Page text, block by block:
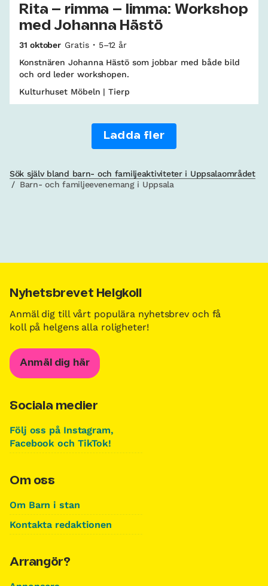
Rita – rimma – limma: Workshop
med Johanna Hästö
31 oktober Gratis
5–12 år
Konstnären Johanna Hästö som jobbar med både bild
och ord leder workshopen.
Kulturhuset Möbeln | Tierp
Ladda fler
Sök själv bland barn- och familjeaktiviteter i Uppsalaområdet
/ Barn- och familjeevenemang i Uppsala
Nyhetsbrevet Helgkoll
Anmäl dig till vårt populära nyhetsbrev och få
koll på helgens alla roligheter!
Anmäl dig här
Sociala medier
Följ oss på Instagram,
Facebook och TikTok!
Om oss
Om Barn i stan
Kontakta redaktionen
Arrangör?